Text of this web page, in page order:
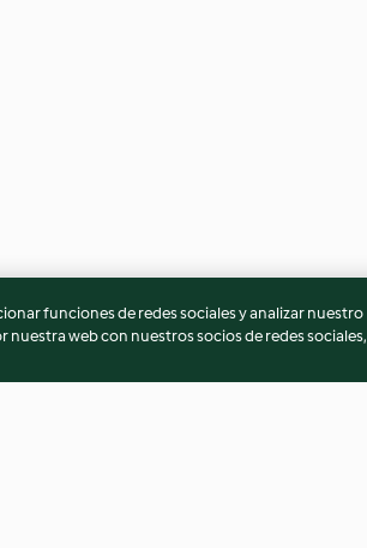
funciones de redes sociales y analizar nuestro
web con nuestros socios de redes sociales,